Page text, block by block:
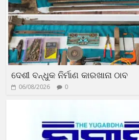
ଦେଶୀ ବନ୍ଧୁକ ନିର୍ମାଣ କାରଖାନା ଠାବ
06/08/2026 0